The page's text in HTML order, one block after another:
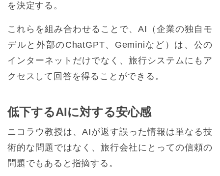
を決定する。
これらを組み合わせることで、AI（企業の独自モ
デルと外部のChatGPT、Geminiなど）は、公の
インターネットだけでなく、旅行システムにもア
クセスして回答を得ることができる。
低下するAIに対する安心感
ニコラウ教授は、AIが返す誤った情報は単なる技
術的な問題ではなく、旅行会社にとっての信頼の
問題でもあると指摘する。